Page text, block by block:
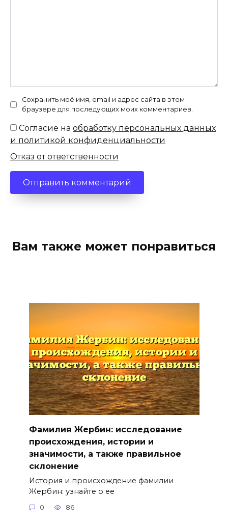
Сохранить моё имя, email и адрес сайта в этом
браузере для последующих моих комментариев.
Согласие на обработку персональных данных
и политикой конфиденциальности
Отказ от ответственности
Вам также может понравиться
Фамилия Жербин: исследование
происхождения, истории и
значимости, а также правильное
склонение
История и происхождение фамилии
Жербин: узнайте о ее
0 86